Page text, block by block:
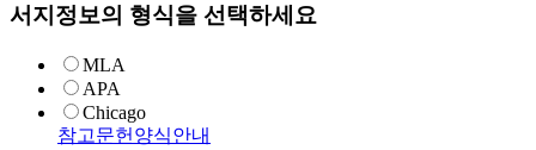
서지정보의 형식을 선택하세요
MLA
APA
Chicago
참고문헌양식안내